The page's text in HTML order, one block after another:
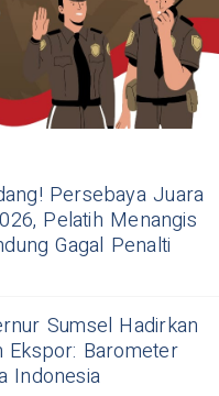
Persebaya Juara
Pelatih Menangis
Gagal Penalti
Sumsel Hadirkan
Ekspor: Barometer
Indonesia